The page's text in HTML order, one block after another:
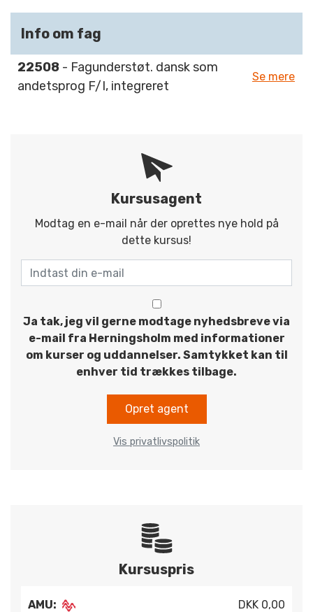
Info om fag
22508 - Fagunderstøt. dansk som
andetsprog F/I, integreret
Se mere
Kursusagent
Modtag en e-mail når der oprettes nye hold på
dette kursus!
Ja tak, jeg vil gerne modtage nyhedsbreve via
e-mail fra Herningsholm med informationer
om kurser og uddannelser. Samtykket kan til
enhver tid trækkes tilbage.
Opret agent
Vis privatlivspolitik
Kursuspris
AMU: DKK 0,00